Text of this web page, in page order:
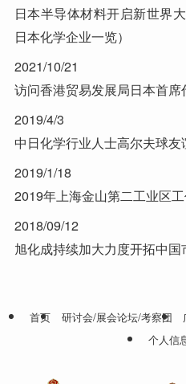
日本半导体材料开启新世界
日本化学企业一览）
2021/10/21
访问香港贸易发展局日本首席
2019/4/3
中日化学行业人士高尔夫球友
2019/1/18
2019年上海金山第二工业区
2018/09/12
旭化成持续加大力度开拓中国
首页 研讨会/展会论坛/考察团
个人信